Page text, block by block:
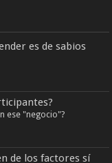
es de sabios
ese "negocio"?
de los factores sí